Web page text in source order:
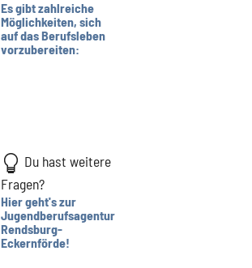
Es gibt zahlreiche
Möglichkeiten, sich
auf das Berufsleben
vorzubereiten:
Du hast weitere
Fragen?
Hier geht's zur
Jugendberufsagentur
Rendsburg-
Eckernförde!